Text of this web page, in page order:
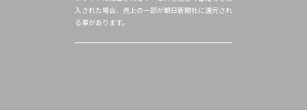
入された場合、売上の一部が朝日新聞社に還元され
る事があります。